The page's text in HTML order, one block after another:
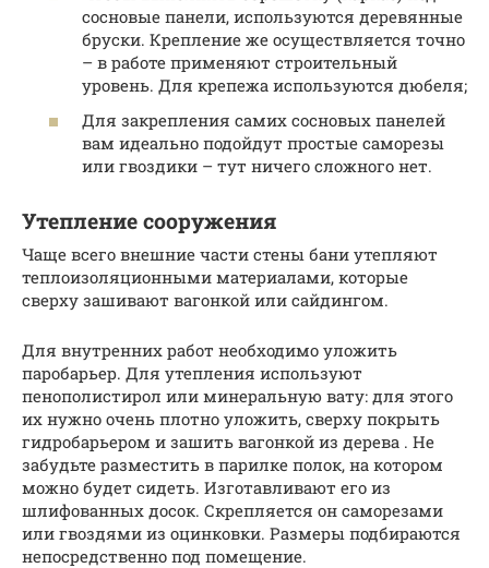
сосновые панели, используются деревянные
бруски. Крепление же осуществляется точно
– в работе применяют строительный
уровень. Для крепежа используются дюбеля;
Для закрепления самих сосновых панелей
вам идеально подойдут простые саморезы
или гвоздики – тут ничего сложного нет.
Утепление сооружения
Чаще всего внешние части стены бани утепляют
теплоизоляционными материалами, которые
сверху зашивают вагонкой или сайдингом.
Для внутренних работ необходимо уложить
паробарьер. Для утепления используют
пенополистирол или минеральную вату: для этого
их нужно очень плотно уложить, сверху покрыть
гидробарьером и зашить вагонкой из дерева . Не
забудьте разместить в парилке полок, на котором
можно будет сидеть. Изготавливают его из
шлифованных досок. Скрепляется он саморезами
или гвоздями из оцинковки. Размеры подбираются
непосредственно под помещение.